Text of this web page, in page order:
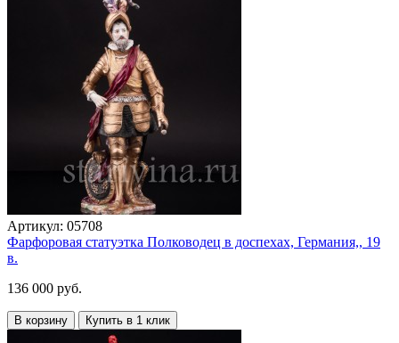
Артикул: 05708
Фарфоровая статуэтка Полководец в доспехах, Германия,, 19
в.
136 000 руб.
В корзину Купить в 1 клик